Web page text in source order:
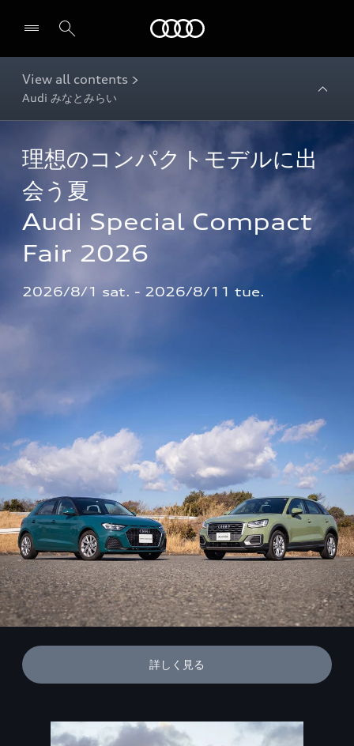
View all contents >
Audi みなとみらい
理想のコンパクトモデルに出
会う夏
Audi Special Compact
Fair 2026
2026/8/1 sat. - 2026/8/11 tue.
詳しく見る